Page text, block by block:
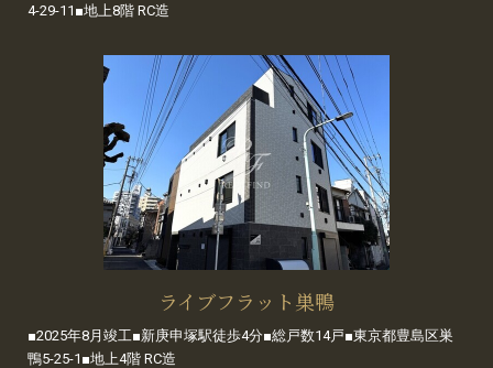
4-29-11■地上8階 RC造
ライブフラット巣鴨
■2025年8月竣工■新庚申塚駅徒歩4分■総戸数14戸■東京都豊島区巣
鴨5-25-1■地上4階 RC造